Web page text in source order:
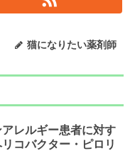
猫になりたい薬剤師
レルギー患者に対す
コバクター・ピロリ